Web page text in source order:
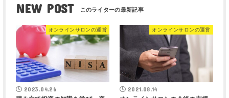
NEW POST
オンラインサロンの運営
2023.04.26
オンラインサロンの運営
2021.08.14